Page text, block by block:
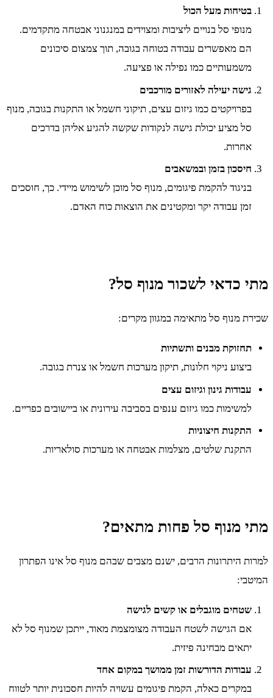
בטיחות מעל הכול
מנופי סל בנויים ליציבות ומצוידים במנגנוני אבטחה מתקדמים.
הם מאפשרים עבודה בטוחה בגובה, תוך צמצום סיכונים
משמעותיים כמו נפילה או פציעה.
גישה יעילה לאזורים מורכבים
בפרויקטים כמו גיזום עצים, תיקוני חשמל או התקנות בגובה, מנוף
סל מציע יכולת גישה לנקודות שקשה להגיע אליהן בדרכים
אחרות.
חיסכון בזמן ובמשאבים
בניגוד להקמת פיגומים, מנוף סל מוכן לשימוש מיידי. כך, חוסכים
זמן עבודה יקר ומקטינים את הוצאות כוח האדם.
מתי כדאי לשכור מנוף סל?
שכירת מנוף סל מתאימה במגוון מקרים:
תחזוקת מבנים ותשתיות
ביצוע ניקוי חלונות, תיקון מערכות חשמל או צנרת בגובה.
עבודות גינון וגיזום עצים
למשימות כמו גיזום ענפים בסביבה עירונית או ביישובים כפריים.
התקנות חיצוניות
התקנת שלטים, מצלמות אבטחה או מערכות סולאריות.
מתי מנוף סל פחות מתאים?
למרות היתרונות הרבים, ישנם מצבים שבהם מנוף סל אינו הפתרון
המיטבי:
שטחים מוגבלים או קשים לגישה
אם הגישה לשטח העבודה מצומצמת מאוד, ייתכן שמנוף סל לא
יתאים מבחינה פיזית.
עבודות הדורשות זמן ממושך במקום אחד
במקרים כאלה, הקמת פיגומים עשויה להיות חסכונית יותר לטווח